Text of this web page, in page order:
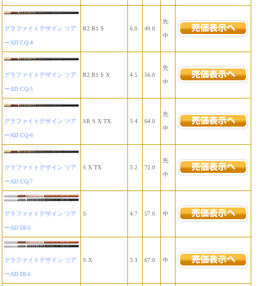
グラファイトデザイン ツア
ーAD CQ-4
R2 R1 S 6.0 49.0
先
中
グラファイトデザイン ツア
ーAD CQ-5
R2 R1 S X 4.5 56.0
先
中
グラファイトデザイン ツア
ーAD CQ-6
SR S X TX 3.4 64.0
先
中
グラファイトデザイン ツア
ーAD CQ-7
S X TX 3.2 72.0
先
中
グラファイトデザイン ツア
ーAD DI-5
S 4.7 57.0 中
グラファイトデザイン ツア
ーAD DI-6
S X 3.3 67.0 中